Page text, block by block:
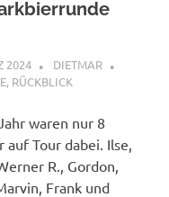
2024
DIETMAR
, RÜCKBLICK
waren nur 8
auf Tour dabei. Ilse,
R., Gordon,
Frank und